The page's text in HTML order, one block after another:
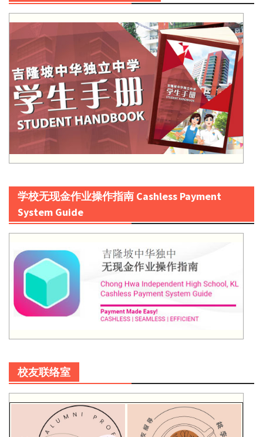
学校无现金作业操作指南 Cashless Payment
System Guide
校友联络室